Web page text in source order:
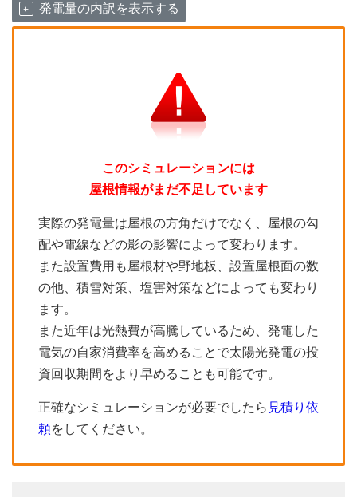
発電量の内訳を表示する
このシミュレーションには
屋根情報がまだ不足しています
実際の発電量は屋根の方角だけでなく、屋根の勾
配や電線などの影の影響によって変わります。
また設置費用も屋根材や野地板、設置屋根面の数
の他、積雪対策、塩害対策などによっても変わり
ます。
また近年は光熱費が高騰しているため、発電した
電気の自家消費率を高めることで太陽光発電の投
資回収期間をより早めることも可能です。
正確なシミュレーションが必要でしたら 見積り依
頼をしてください。